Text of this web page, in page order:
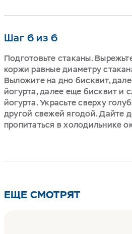
Шаг 6 из 6
Подготовьте стаканы.
коржи равные диаметру
Выложите на дно бисквит,
йогурта, далее еще бисквит и
йогурта. Украсьте сверху
другой свежей ягодой. Дайте
пропитаться в холодильнике
ЕЩЕ СМОТРЯТ